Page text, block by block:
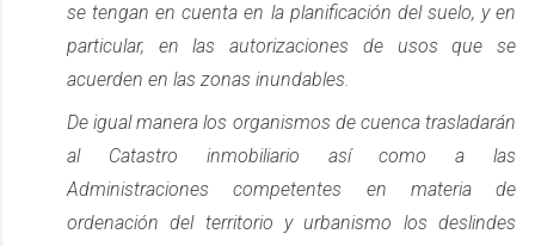
se tengan en cuenta en la planificación del suelo, y en
particular, en las autorizaciones de usos que se
acuerden en las zonas inundables.
De igual manera los organismos de cuenca trasladarán
al Catastro inmobiliario así como a las
Administraciones competentes en materia de
ordenación del territorio y urbanismo los deslindes